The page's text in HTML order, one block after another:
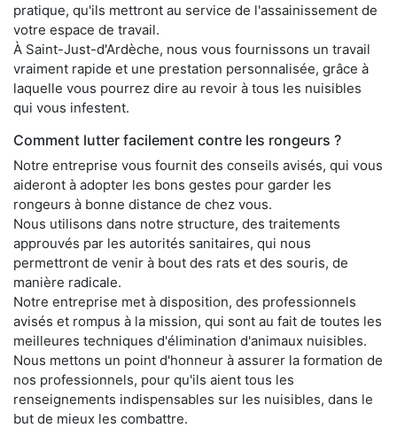
pratique, qu'ils mettront au service de l'assainissement de
votre espace de travail.
À Saint-Just-d'Ardèche, nous vous fournissons un travail
vraiment rapide et une prestation personnalisée, grâce à
laquelle vous pourrez dire au revoir à tous les nuisibles
qui vous infestent.
Comment lutter facilement contre les rongeurs ?
Notre entreprise vous fournit des conseils avisés, qui vous
aideront à adopter les bons gestes pour garder les
rongeurs à bonne distance de chez vous.
Nous utilisons dans notre structure, des traitements
approuvés par les autorités sanitaires, qui nous
permettront de venir à bout des rats et des souris, de
manière radicale.
Notre entreprise met à disposition, des professionnels
avisés et rompus à la mission, qui sont au fait de toutes les
meilleures techniques d'élimination d'animaux nuisibles.
Nous mettons un point d'honneur à assurer la formation de
nos professionnels, pour qu'ils aient tous les
renseignements indispensables sur les nuisibles, dans le
but de mieux les combattre.